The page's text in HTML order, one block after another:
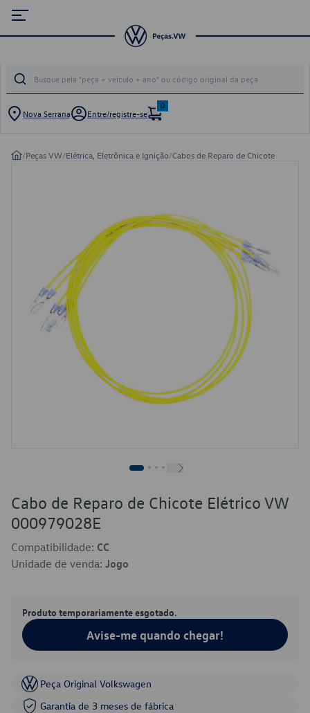
Nova Serrana Entre/registre-se
0
/Peças VW/Elétrica, Eletrônica e Ignição/Cabos de Reparo de Chicote
Cabo de Reparo de Chicote Elétrico VW
000979028E
Compatibilidade: CC
Unidade de venda: Jogo
Produto temporariamente esgotado.
Avise-me quando chegar!
Peça Original Volkswagen
Garantia de 3 meses de fábrica